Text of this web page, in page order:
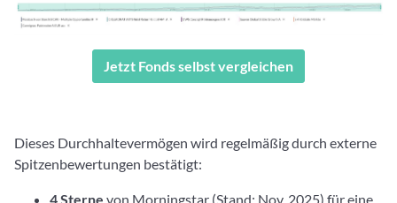
Jetzt Fonds selbst vergleichen
Dieses Durchhaltevermögen wird regelmäßig durch externe
Spitzenbewertungen bestätigt:
4 Sterne von Morningstar (Stand: Nov. 2025) für eine